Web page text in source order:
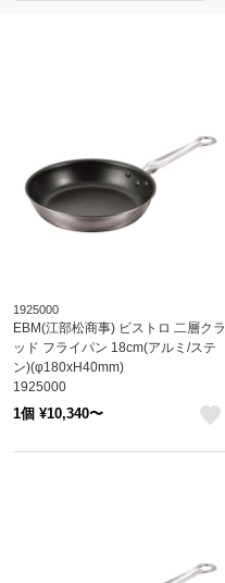
1925000
EBM(江部松商事) ビストロ 二層クラ
ッド フライパン 18cm(アルミ/ステ
ン)(φ180xH40mm)
1925000
1個 ¥10,340〜